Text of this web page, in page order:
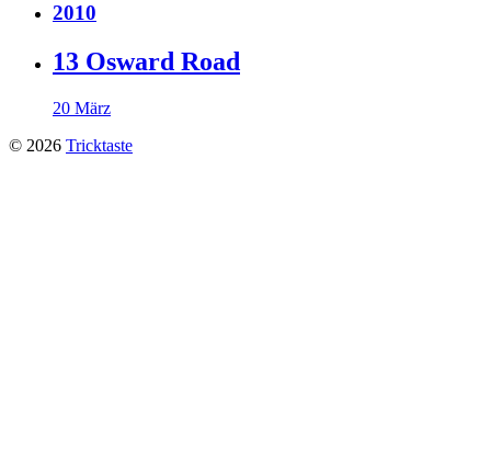
2010
13 Osward Road
20 März
© 2026 Tricktaste